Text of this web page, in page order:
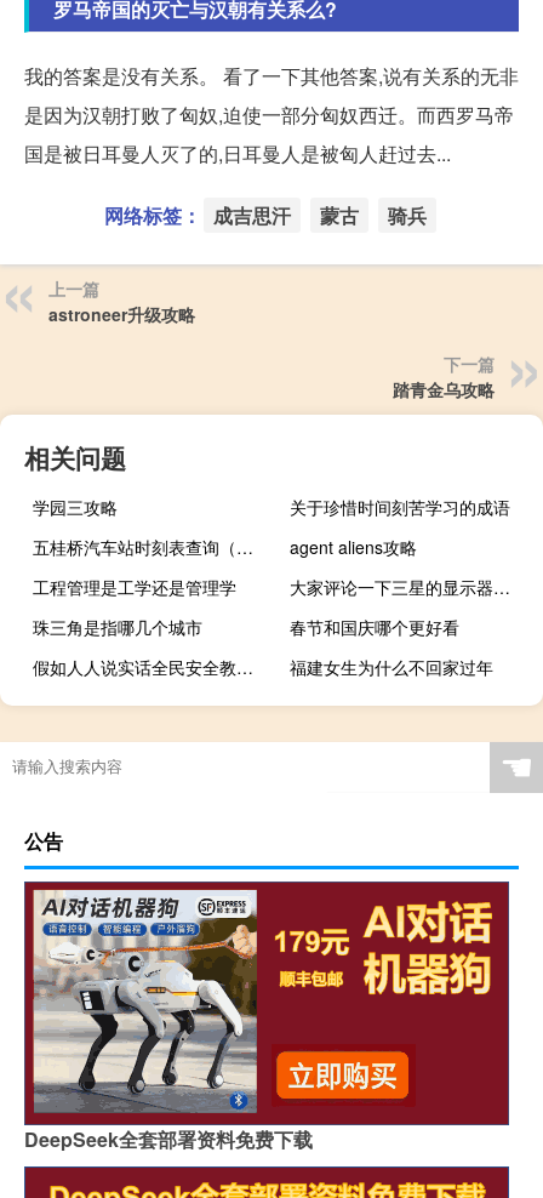
罗马帝国的灭亡与汉朝有关系么?
我的答案是没有关系。 看了一下其他答案,说有关系的无非
是因为汉朝打败了匈奴,迫使一部分匈奴西迁。而西罗马帝
国是被日耳曼人灭了的,日耳曼人是被匈人赶过去...
网络标签： 成吉思汗 蒙古 骑兵
上一篇
astroneer升级攻略
下一篇
踏青金乌攻略
相关问题
学园三攻略
关于珍惜时间刻苦学习的成语
五桂桥汽车站时刻表查询（五桂桥汽车站）
agent aliens攻略
工程管理是工学还是管理学
大家评论一下三星的显示器怎么样
珠三角是指哪几个城市
春节和国庆哪个更好看
假如人人说实话全民安全教育（天下第一家 出门先用它 人人说它小 三月开白花 这是个谜语 谜底是）
福建女生为什么不回家过年
☚
公告
DeepSeek全套部署资料免费下载